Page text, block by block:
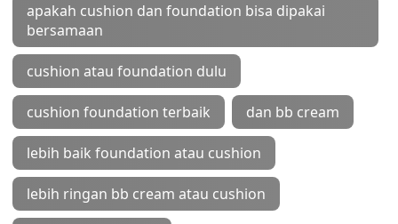
apakah cushion dan foundation bisa dipakai
bersamaan
cushion atau foundation dulu
cushion foundation terbaik dan bb cream
lebih baik foundation atau cushion
lebih ringan bb cream atau cushion